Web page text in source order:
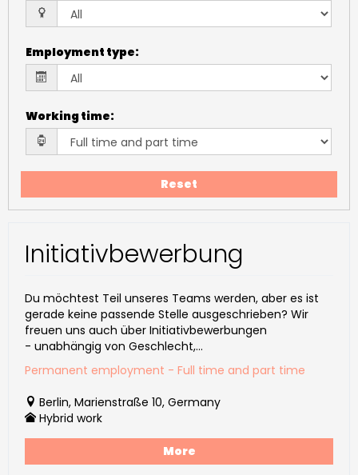
Employment type:
Working time:
Reset
Initiativbewerbung
Du möchtest Teil unseres Teams werden, aber es ist
gerade keine passende Stelle ausgeschrieben? Wir
freuen uns auch über Initiativbewerbungen
- unabhängig von Geschlecht,...
Permanent employment - Full time and part time
Berlin, Marienstraße 10, Germany
Hybrid work
More